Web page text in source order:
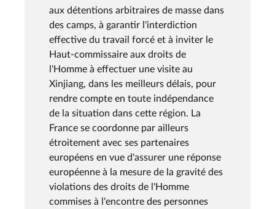
aux détentions arbitraires de masse dans
des camps, à garantir l'interdiction
effective du travail forcé et à inviter le
Haut-commissaire aux droits de
l'Homme à effectuer une visite au
Xinjiang, dans les meilleurs délais, pour
rendre compte en toute indépendance
de la situation dans cette région. La
France se coordonne par ailleurs
étroitement avec ses partenaires
européens en vue d'assurer une réponse
européenne à la mesure de la gravité des
violations des droits de l'Homme
commises à l'encontre des personnes